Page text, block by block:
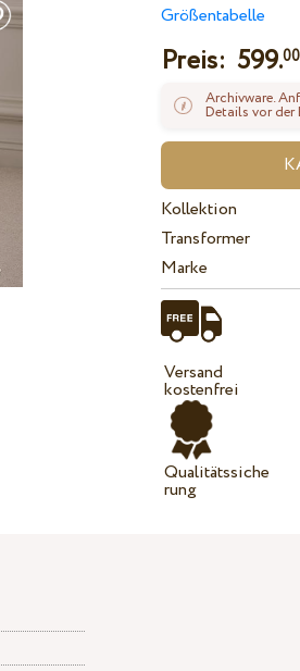
Größentabelle
Preis: 599.00
Archivware.
Details vor der
Kollektion
Transformer
Marke
Versand
kostenfrei
Qualitätssiche
rung